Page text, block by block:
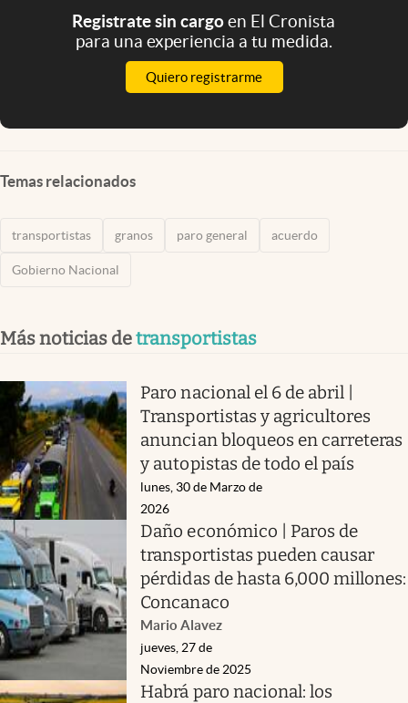
Registrate sin cargoen El Cronista
para una experiencia a tu medida.
Quiero registrarme
Temas relacionados
transportistas granos paro general acuerdo
Gobierno Nacional
Más noticias detransportistas
Paro nacional el 6 de abril |
Transportistas y agricultores
anuncian bloqueos en carreteras
y autopistas de todo el país
lunes, 30 de Marzo de
2026
Daño económico | Paros de
transportistas pueden causar
pérdidas de hasta 6,000 millones:
Concanaco
Mario Alavez
jueves, 27 de
Noviembre de 2025
Habrá paro nacional: los